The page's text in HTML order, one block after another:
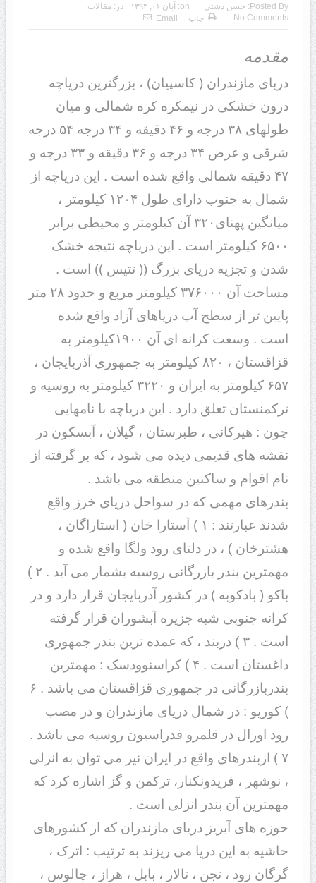
Posted By: حسن دشتی on: آبان ۰۶, ۱۳۹۴ در: مقالات
No Comments
چاپ Email
مقدمه
دربای مازندران ( کاسپیان) ، بزرگترین دریاچه
درون خشکی در نیمکره کره شمالی و میان
طولهای ۳۸ درجه و ۴۶ دقیقه و ۳۴ درجه ۵۴ درجه
شرقی و عرض ۳۴ درجه و ۳۶ دقیقه و ۳۳ درجه و
۴۷ دقیقه شمالی واقع شده است . این دریاچه از
شمال به جنوب دارای طول ۱۲۰۴ کیلومتر ،
میانگین پهنای۳۲۰ آن کیلومتر و محیطی برابر
۶۵۰۰ کیلومتر است . این دریاچه نتیجه خشک
شدن و تجزیه دریای بزرگ (( تتیس )) است .
مساحت آن ۳۷۶۰۰۰ کیلومتر مربع و حدود ۲۸ متر
پایین تر از سطح آب دریاهای آزاد واقع شده
است . وسعت کرانه ای آن ۱۹۰۰کیلومتر به
قزاقستان ، ۸۲۰ کیلومتر به جمهوری آذربایجان ،
۶۵۷ کیلومتر به ایران و ۳۲۲۰ کیلومتر به روسیه و
ترکمنستان تعلق دارد . این دریاچه با نامهایی
چون : هیرکانی ، طبرستان ، گیلان ، آبسکون در
نقشه های قدیمی دیده می شود ، که بر گرفته از
نام اقوام و ساکنین منطقه می باشد .
بندرهای مهمی که در سواحل دریای خرز واقع
شدند عبارتند : ۱ ) آستارا خان ( استاراگان ،
هشترخان ) ، در دلتای رود ولگا واقع شده و
مهمترین بندر بازرگانی روسیه بشمار می آید . ۲ )
باکو ( بادکوبه ) در کشور آذربایجان قرار دارد و در
کرانه جنوبی شبه جزیره آبشوران قرار گرفته
است . ۳ ) دربند ، که عمده ترین بندر جمهوری
داغستان است . ۴ ) کراسنوودسک : مهمترین
بندربازرگانی در جمهوری قزاقستان می باشد . ۶
) کوریو : در شمال دریای مازندران و در مصب
رود اورال در قلمرو فدراسیون روسیه می باشد .
۷ ) ازبندرهای واقع در ایران نیز می توان به انزلی
، نوشهر ، فریدونکنار، ترکمن و گز اشاره کرد که
مهمترین آن بندر انزلی است .
حوزه های آبریز دریای مازندران که از کشورهای
حاشیه به این دریا می ریزند به ترتیب : اترک ،
گرگان رود ، تجن ، تالار ، بابل ، هراز ، چالوس ،